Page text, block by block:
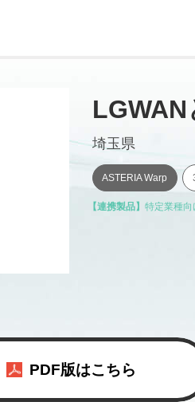
埼玉県
ASTERIA Warp
【連携製品】 特定業種向
PDF版はこちら